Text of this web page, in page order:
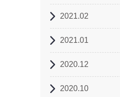
2021.02
2021.01
2020.12
2020.10